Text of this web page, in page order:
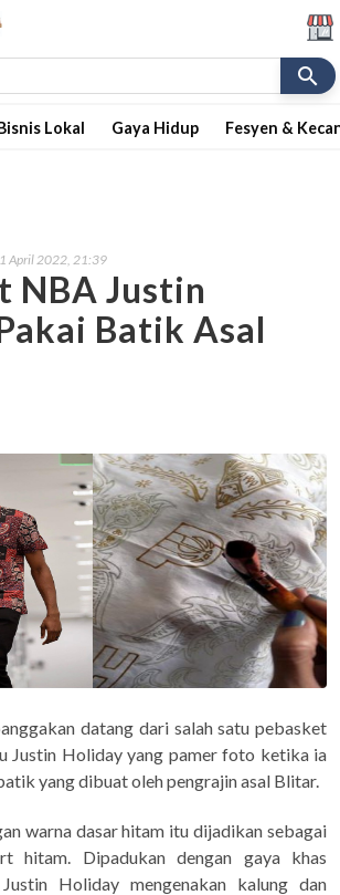
search
Lokal Gaya Hidup Fesyen &
April 2022, 21:39
NBA Justin
Batik Asal
datang dari salah satu pebasket
Justin Holiday yang pamer foto ketika ia
yang dibuat oleh pengrajin asal Blitar.
warna dasar hitam itu dijadikan sebagai
hitam. Dipadukan dengan gaya khas
Holiday mengenakan kalung dan